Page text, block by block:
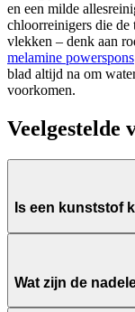
en een milde
chloorreinigers die
vlekken – denk aan
melamine powerspons
blad altijd na om
voorkomen.
Veelgestelde
Is een kunststof
Wat zijn de